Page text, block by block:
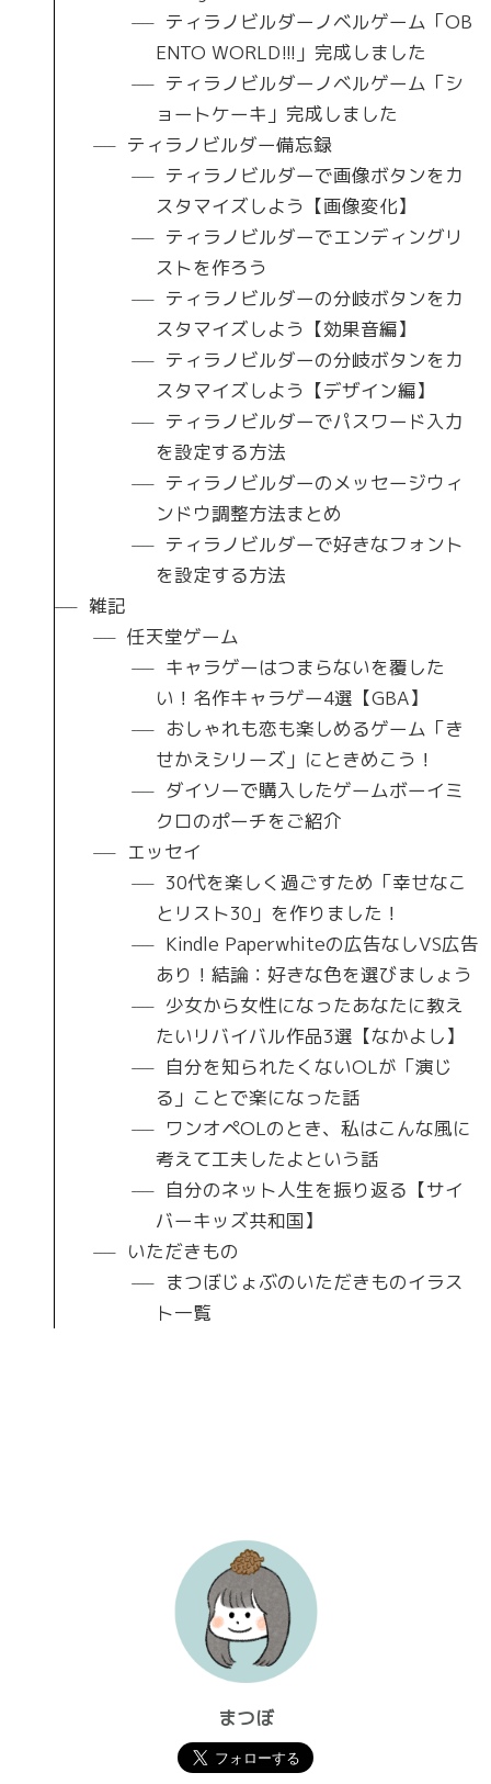
ティラノビルダーノベルゲーム「OB
ENTO WORLD!!!」完成しました
ティラノビルダーノベルゲーム「シ
ョートケーキ」完成しました
ティラノビルダー備忘録
ティラノビルダーで画像ボタンをカ
スタマイズしよう【画像変化】
ティラノビルダーでエンディングリ
ストを作ろう
ティラノビルダーの分岐ボタンをカ
スタマイズしよう【効果音編】
ティラノビルダーの分岐ボタンをカ
スタマイズしよう【デザイン編】
ティラノビルダーでパスワード入力
を設定する方法
ティラノビルダーのメッセージウィ
ンドウ調整方法まとめ
ティラノビルダーで好きなフォント
を設定する方法
雑記
任天堂ゲーム
キャラゲーはつまらないを覆した
い！名作キャラゲー4選【GBA】
おしゃれも恋も楽しめるゲーム「き
せかえシリーズ」にときめこう！
ダイソーで購入したゲームボーイミ
クロのポーチをご紹介
エッセイ
30代を楽しく過ごすため「幸せなこ
とリスト30」を作りました！
Kindle Paperwhiteの広告なしVS広告
あり！結論：好きな色を選びましょう
少女から女性になったあなたに教え
たいリバイバル作品3選【なかよし】
自分を知られたくないOLが「演じ
る」ことで楽になった話
ワンオペOLのとき、私はこんな風に
考えて工夫したよという話
自分のネット人生を振り返る【サイ
バーキッズ共和国】
いただきもの
まつぼじょぶのいただきものイラス
ト一覧
まつぼ